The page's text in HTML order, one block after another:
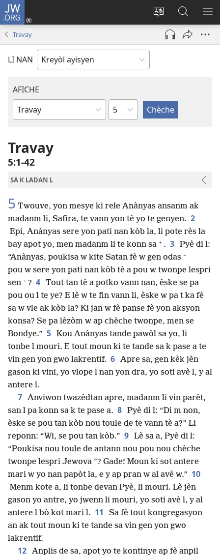
JW.ORG
Chanje
lang
sit
Konekte
(opens
window)
Fè
rechèch
sou
Travay
LI NAN
AFICHE
Liv
chapit
Travay
5​:​1-42
SA K LADAN L
5 Twouve, yon mesye ki rele Anànyas ansanm ak
madanm li, Safira, te vann yon tè yo te genyen. 2
Epi, Anànyas sere yon pati nan kòb la, li pote rès la
bay apot yo, men madanm li te konn sa + . 3 Pyè di l:
“Anànyas, poukisa w kite Satan fè w gen odas +
pou w sere yon pati nan kòb tè a pou w twonpe lespri
sen + ? 4 Tout tan tè a potko vann nan, èske se pa
pou ou l te ye? E lè w te fin vann li, èske w pa t ka fè
sa w vle ak kòb la? Ki jan w fè panse fè yon aksyon
konsa? Se pa lèzòm w ap chèche twonpe, men se
Bondye.” 5 Kou Anànyas tande pawòl sa yo, li
tonbe l mouri. E tout moun ki te tande sa k pase a te
vin gen yon gwo lakrentif. 6 Apre sa, gen kèk jèn
gason ki vini, yo vlope l nan yon dra, yo soti avè l, y al
antere l.
7 Anviwon twazèdtan apre, madanm li vin parèt,
san l pa konn sa k te pase a. 8 Pyè di l: “Di m non,
èske se pou tan kòb nou toule de te vann tè a?” Li
reponn: “Wi, se pou tan kòb.” 9 Lè sa a, Pyè di l:
“Poukisa nou toule de antann nou pou nou chèche
twonpe lespri Jewova *? Gade! Moun ki sot antere
mari w yo nan papòt la, e y ap pran w al avè w.” 10
Menm kote a, li tonbe devan Pyè, li mouri. Lè jèn
gason yo antre, yo jwenn li mouri, yo soti avè l, y al
antere l bò kot mari l. 11
Sa fè tout kongregasyon
an ak tout moun ki te tande sa vin gen yon gwo
lakrentif.
12 Anplis de sa, apot yo te kontinye ap fè anpil